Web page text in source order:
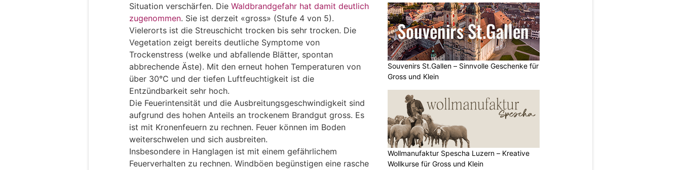
Situation verschärfen. Die Waldbrandgefahr hat damit deutlich
zugenommen. Sie ist derzeit «gross» (Stufe 4 von 5).
Vielerorts ist die Streuschicht trocken bis sehr trocken. Die
Vegetation zeigt bereits deutliche Symptome von
Trockenstress (welke und abfallende Blätter, spontan
abbrechende Äste). Mit den erneut hohen Temperaturen von
über 30°C und der tiefen Luftfeuchtigkeit ist die
Entzündbarkeit sehr hoch.
Die Feuerintensität und die Ausbreitungsgeschwindigkeit sind
aufgrund des hohen Anteils an trockenem Brandgut gross. Es
ist mit Kronenfeuern zu rechnen. Feuer können im Boden
weiterschwelen und sich ausbreiten.
Insbesondere in Hanglagen ist mit einem gefährlichem
Feuerverhalten zu rechnen. Windböen begünstigen eine rasche
Souvenirs St.Gallen – Sinnvolle Geschenke für
Gross und Klein
Wollmanufaktur Spescha Luzern – Kreative
Wollkurse für Gross und Klein